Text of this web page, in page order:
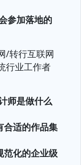
参加落地的
/转行互联网
行业工作者
师是做什么
合适的作品集
范化的企业级